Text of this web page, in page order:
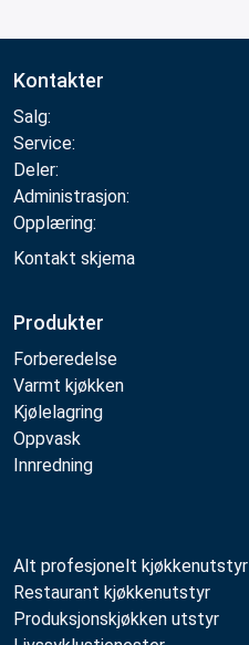
Kontakter
Salg:
Service:
Deler:
Administrasjon:
Opplæring:
Kontakt skjema
Produkter
Forberedelse
Varmt kjøkken
Kjølelagring
Oppvask
Innredning
Alt profesjonelt kjøkkenutstyr
Restaurant kjøkkenutstyr
Produksjonskjøkken utstyr